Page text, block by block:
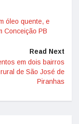
óleo quente, e
Conceição PB
Read Next
em dois bairros
de São José de
Piranhas